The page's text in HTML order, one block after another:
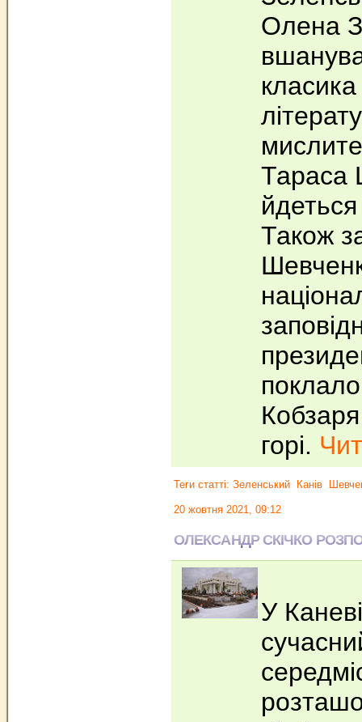
Олена
класика
Тараса
Також
горі.
Теги статті: Зеленський Канів
20 жовтня 2021, 09:12
ОЛЕКСАНДР СКІЧКО
У